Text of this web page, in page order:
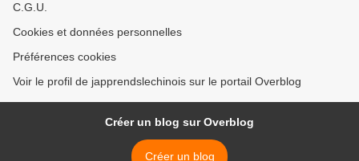
C.G.U.
Cookies et données personnelles
Préférences cookies
Voir le profil de japprendslechinois sur le portail Overblog
Créer un blog sur Overblog
Créer un blog